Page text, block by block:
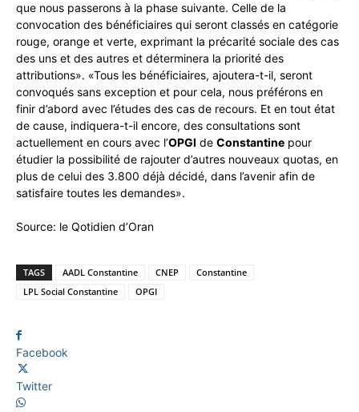
que nous passerons à la phase suivante. Celle de la
convocation des bénéficiaires qui seront classés en catégorie
rouge, orange et verte, exprimant la précarité sociale des cas
des uns et des autres et déterminera la priorité des
attributions». «Tous les bénéficiaires, ajoutera-t-il, seront
convoqués sans exception et pour cela, nous préférons en
finir d’abord avec l’études des cas de recours. Et en tout état
de cause, indiquera-t-il encore, des consultations sont
actuellement en cours avec l’OPGI de Constantine pour
étudier la possibilité de rajouter d’autres nouveaux quotas, en
plus de celui des 3.800 déjà décidé, dans l’avenir afin de
satisfaire toutes les demandes».
Source: le Qotidien d’Oran
TAGS AADL Constantine CNEP
Constantine
LPL Social Constantine
OPGI
Facebook
Twitter